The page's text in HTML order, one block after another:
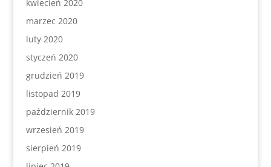
kwiecień 2020
marzec 2020
luty 2020
styczeń 2020
grudzień 2019
listopad 2019
październik 2019
wrzesień 2019
sierpień 2019